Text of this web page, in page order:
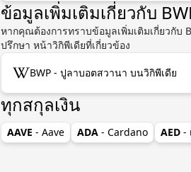
ข้อมูลเพิ่มเติมเกี่ยวกับ
หากคุณต้องการทราบข้อมูลเพิ่มเติมเกี่ยวกับ
ปรึกษา หน้าวิกิพีเดียที่เกี่ยวข้อง
BWP - ปูลาบอตสวานา บนวิกิพีเดีย
ทุกสกุลเงิน
AAVE - Aave ADA - Cardano AED -